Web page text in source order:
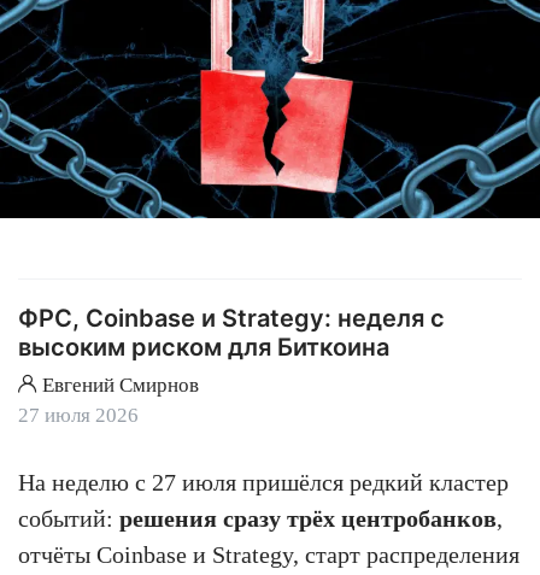
ФРС, Coinbase и Strategy: неделя с
высоким риском для Биткоина
Евгений Смирнов
27 июля 2026
На неделю с 27 июля пришёлся редкий кластер
событий: решения сразу трёх центробанков,
отчёты Coinbase и Strategy, старт распределения